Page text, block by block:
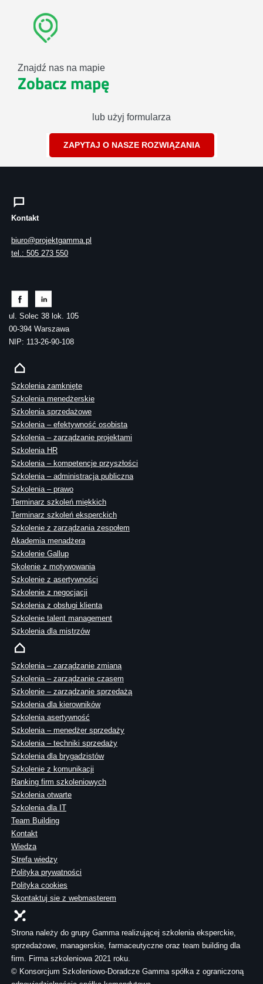
Znajdź nas na mapie
Zobacz mapę
lub użyj formularza
ZAPYTAJ O NASZE ROZWIĄZANIA
Kontakt
biuro@projektgamma.pl
tel.: 505 273 550
ul. Solec 38 lok. 105
00-394 Warszawa
NIP: 113-26-90-108
Szkolenia zamknięte
Szkolenia menedżerskie
Szkolenia sprzedażowe
Szkolenia – efektywność osobista
Szkolenia – zarządzanie projektami
Szkolenia HR
Szkolenia – kompetencje przyszłości
Szkolenia – administracja publiczna
Szkolenia – prawo
Terminarz szkoleń miękkich
Terminarz szkoleń eksperckich
Szkolenie z zarządzania zespołem
Akademia menadżera
Szkolenie Gallup
Skolenie z motywowania
Szkolenie z asertywności
Szkolenie z negocjacji
Szkolenia z obsługi klienta
Szkolenie talent management
Szkolenia dla mistrzów
Szkolenia – zarządzanie zmianą
Szkolenia – zarządzanie czasem
Szkolenie – zarządzanie sprzedażą
Szkolenia dla kierowników
Szkolenia asertywność
Szkolenia – menedżer sprzedaży
Szkolenia – techniki sprzedaży
Szkolenia dla brygadzistów
Szkolenie z komunikacji
Ranking firm szkoleniowych
Szkolenia otwarte
Szkolenia dla IT
Team Building
Kontakt
Wiedza
Strefa wiedzy
Polityka prywatności
Polityka cookies
Skontaktuj sie z webmasterem
Strona należy do grupy Gamma realizującej szkolenia eksperckie,
sprzedażowe, managerskie, farmaceutyczne oraz team building dla
firm. Firma szkoleniowa 2021 roku.
© Konsorcjum Szkoleniowo-Doradcze Gamma spółka z ograniczoną